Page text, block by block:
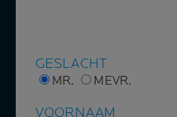
GESLACHT
MR. MEVR.
VOORNAAM
GESLACHT
MR. MEVR.
VOORNAAM